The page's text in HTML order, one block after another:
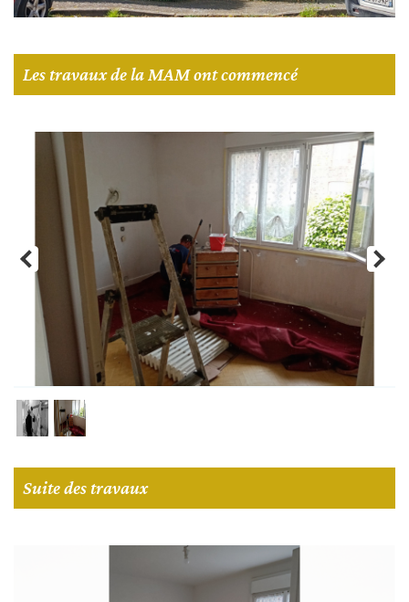
Les travaux de la MAM ont commencé
Suite des travaux